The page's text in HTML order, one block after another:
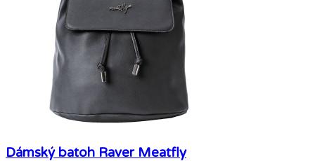
Dámský batoh Raver Meatfly